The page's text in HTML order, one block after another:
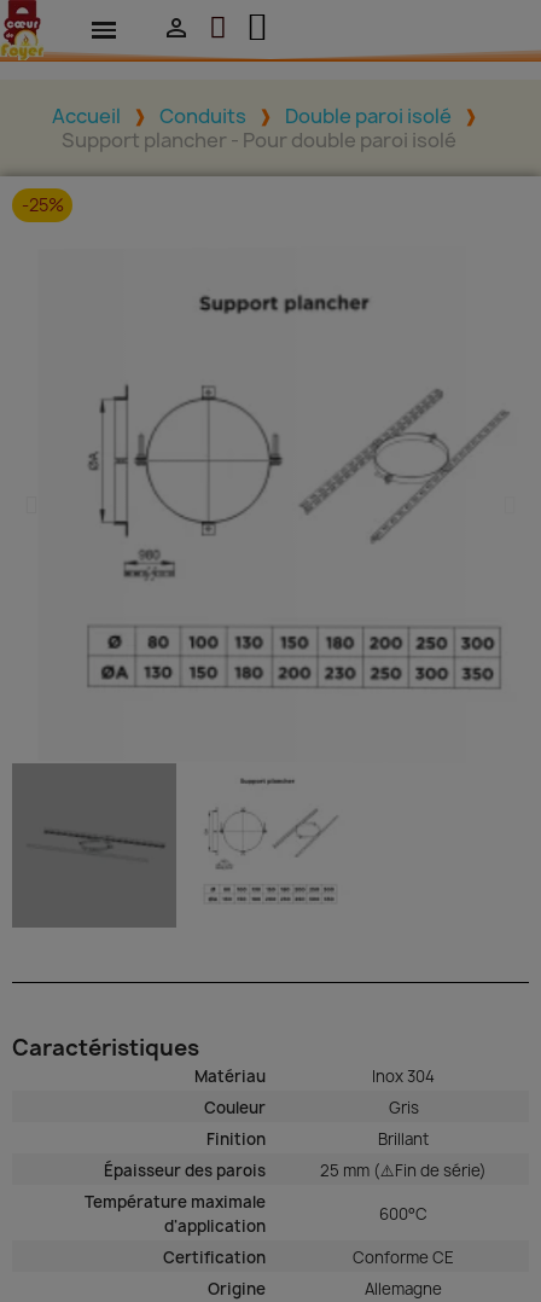

Accueil Conduits
Double paroi isolé
Support plancher - Pour double paroi isolé
-25%
Caractéristiques
Matériau
Inox 304
Couleur
Gris
Finition
Brillant
Épaisseur des parois
25 mm (⚠️Fin de série)
Température maximale
d'application
600°C
Certification
Conforme CE
Origine
Allemagne